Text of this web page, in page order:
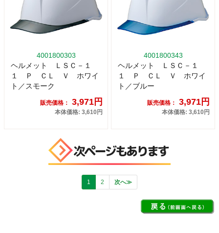
4001800303
ヘルメット ＬＳＣ－１
１ Ｐ ＣＬ Ｖ ホワイ
ト／スモーク
販売価格： 3,971円
本体価格: 3,610円
4001800343
ヘルメット ＬＳＣ－１
１ Ｐ ＣＬ Ｖ ホワイ
ト／ブルー
販売価格： 3,971円
本体価格: 3,610円
1 2 次へ≫